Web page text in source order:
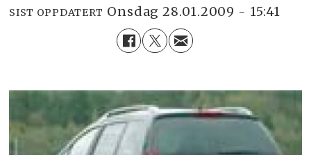
SIST OPPDATERT onsdag 28.01.2009 - 15:41